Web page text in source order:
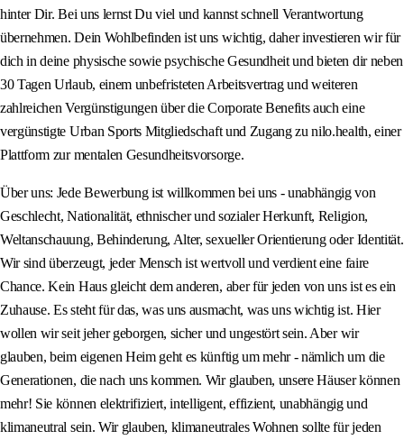
hinter Dir. Bei uns lernst Du viel und kannst schnell Verantwortung
übernehmen. Dein Wohlbefinden ist uns wichtig, daher investieren wir für
dich in deine physische sowie psychische Gesundheit und bieten dir neben
30 Tagen Urlaub, einem unbefristeten Arbeitsvertrag und weiteren
zahlreichen Vergünstigungen über die Corporate Benefits auch eine
vergünstigte Urban Sports Mitgliedschaft und Zugang zu nilo.health, einer
Plattform zur mentalen Gesundheitsvorsorge.
Über uns: Jede Bewerbung ist willkommen bei uns - unabhängig von
Geschlecht, Nationalität, ethnischer und sozialer Herkunft, Religion,
Weltanschauung, Behinderung, Alter, sexueller Orientierung oder Identität.
Wir sind überzeugt, jeder Mensch ist wertvoll und verdient eine faire
Chance. Kein Haus gleicht dem anderen, aber für jeden von uns ist es ein
Zuhause. Es steht für das, was uns ausmacht, was uns wichtig ist. Hier
wollen wir seit jeher geborgen, sicher und ungestört sein. Aber wir
glauben, beim eigenen Heim geht es künftig um mehr - nämlich um die
Generationen, die nach uns kommen. Wir glauben, unsere Häuser können
mehr! Sie können elektrifiziert, intelligent, effizient, unabhängig und
klimaneutral sein. Wir glauben, klimaneutrales Wohnen sollte für jeden